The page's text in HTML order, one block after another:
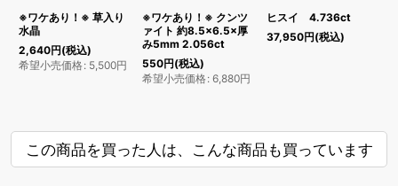
※ワケあり！※ 草入り
水晶
2,640円(税込)
希望小売価格 : 5,500円
※ワケあり！※ クンツ
ァイト 約8.5×6.5×厚
み5mm 2.056ct
550円(税込)
希望小売価格 : 6,880円
ヒスイ 4.736ct
37,950円(税込)
この商品を買った人は、こんな商品も買っています